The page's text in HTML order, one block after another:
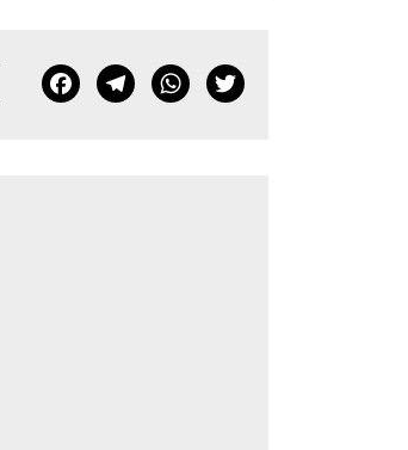
Facebook
Telegram
WhatsApp